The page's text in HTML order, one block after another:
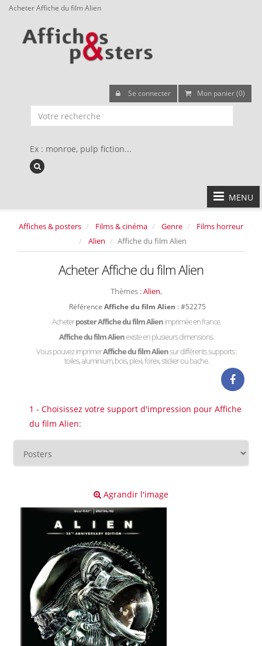
Acheter Affiche du film Alien
Se connecter Mon panier (0)
Ex : monroe, pulp fiction...
MENU
Affiches & posters Films & cinéma Genre
Films horreur
Alien
Affiche du film Alien
Acheter Affiche du film Alien
Thèmes :Alien,
Référence Affiche du film Alien : #52275
Acheterposter Affiche du film Alienimprimée en france.
Affiche du film Alienexiste en plusieurs dimensions.
Vous pouvez imprimerAffiche du film Aliensur différents supports :
toiles, aluminium, bois, plexi, forex, sticker ou bache.
1 - Choisissez votre support d'impression pour Affiche
du film Alien:
Agrandir l'image